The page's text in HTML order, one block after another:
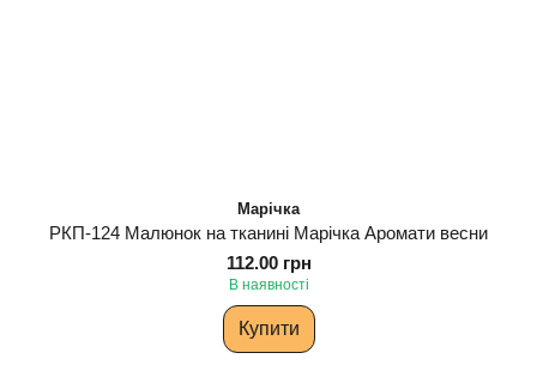
Марічка
РКП-124 Малюнок на тканині Марічка Аромати весни
112.00 грн
В наявності
Купити